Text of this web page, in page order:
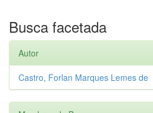
Busca facetada
Autor
Castro, Forlan Marques Lemes de